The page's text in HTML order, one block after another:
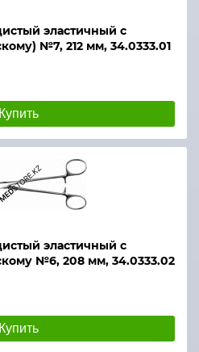
эластичный с
№7, 212 мм, 34.0333.01
Купить
эластичный с
№6, 208 мм, 34.0333.02
Купить